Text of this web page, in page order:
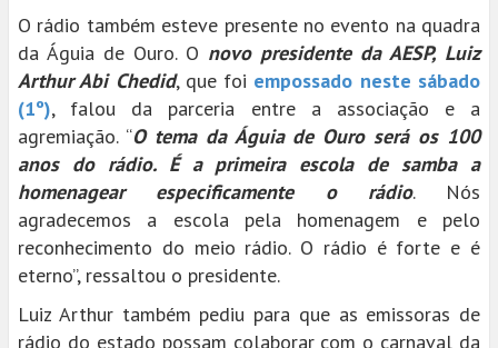
O rádio também esteve presente no evento na quadra
da Águia de Ouro. O novo presidente da AESP, Luiz
Arthur Abi Chedid, que foi empossado neste sábado
(1º), falou da parceria entre a associação e a
agremiação. “O tema da Águia de Ouro será os 100
anos do rádio. É a primeira escola de samba a
homenagear especificamente o rádio. Nós
agradecemos a escola pela homenagem e pelo
reconhecimento do meio rádio. O rádio é forte e é
eterno”, ressaltou o presidente.
Luiz Arthur também pediu para que as emissoras de
rádio do estado possam colaborar com o carnaval da